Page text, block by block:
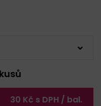
30 Kč s DPH / bal.